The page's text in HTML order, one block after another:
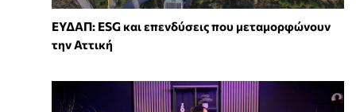
ΕΥΔΑΠ: ESG και επενδύσεις που μεταμορφώνουν
την Αττική